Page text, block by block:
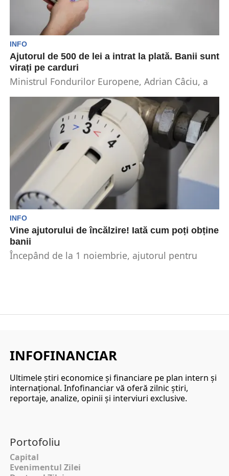
INFO
Ajutorul de 500 de lei a intrat la plată. Banii sunt
virați pe carduri
Ministrul Fondurilor Europene, Adrian Câciu, a
ajutorul de...
INFO
Vine ajutorului de încălzire! Iată cum poți obține
banii
Începând de la 1 noiembrie, ajutorul pentru
INFOFINANCIAR
Ultimele ştiri economice şi financiare pe plan intern şi
internaţional. Infofinanciar vă oferă zilnic ştiri,
reportaje, analize, opinii şi interviuri exclusive.
Portofoliu
Capital
Evenimentul Zilei